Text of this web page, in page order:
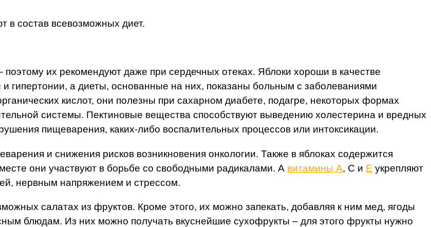
в состав всевозможных диет.
поэтому их рекомендуют даже при сердечных отеках. Яблоки хороши в качестве
гипертонии, а диеты, основанные на них, показаны больным с заболеваниями
кислот, они полезны при сахарном диабете, подагре, некоторых формах
системы. Пектиновые вещества способствуют выведению холестерина и вредных
пищеварения, каких-либо воспалительных процессов или интоксикации.
и снижения рисков возникновения онкологии. Также в яблоках содержится
они участвуют в борьбе со свободными радикалами. А витамины A, C и Е укрепляют
нервным напряжением и стрессом.
салатах из фруктов. Кроме этого, их можно запекать, добавляя к ним мед, ягоды
блюдам. Из них можно получать вкуснейшие сухофрукты – для этого фрукты нужно